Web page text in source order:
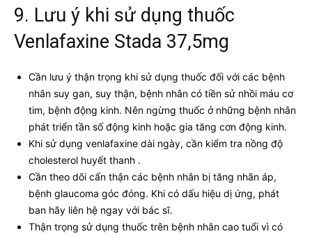
9. Lưu ý khi sử dụng thuốc
Venlafaxine Stada 37,5mg
Cần lưu ý thận trọng khi sử dụng thuốc đối với các bệnh
nhân suy gan, suy thận, bệnh nhân có tiền sử nhồi máu cơ
tim, bệnh động kinh. Nên ngừng thuốc ở những bệnh nhân
phát triển tần số động kinh hoặc gia tăng cơn động kinh.
Khi sử dụng venlafaxine dài ngày, cần kiểm tra nồng độ
cholesterol huyết thanh .
Cần theo dõi cẩn thận các bệnh nhân bị tăng nhãn áp,
bệnh glaucoma góc đóng. Khi có dấu hiệu dị ứng, phát
ban hãy liên hệ ngay với bác sĩ.
Thận trọng sử dụng thuốc trên bệnh nhân cao tuổi vì có